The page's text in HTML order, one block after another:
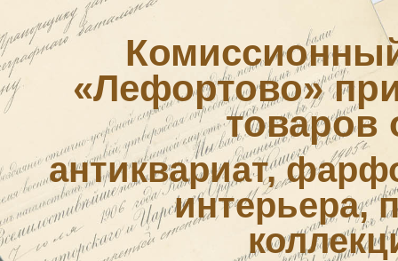
«Лефортово»
товаров
антиквариат,
интерьера,